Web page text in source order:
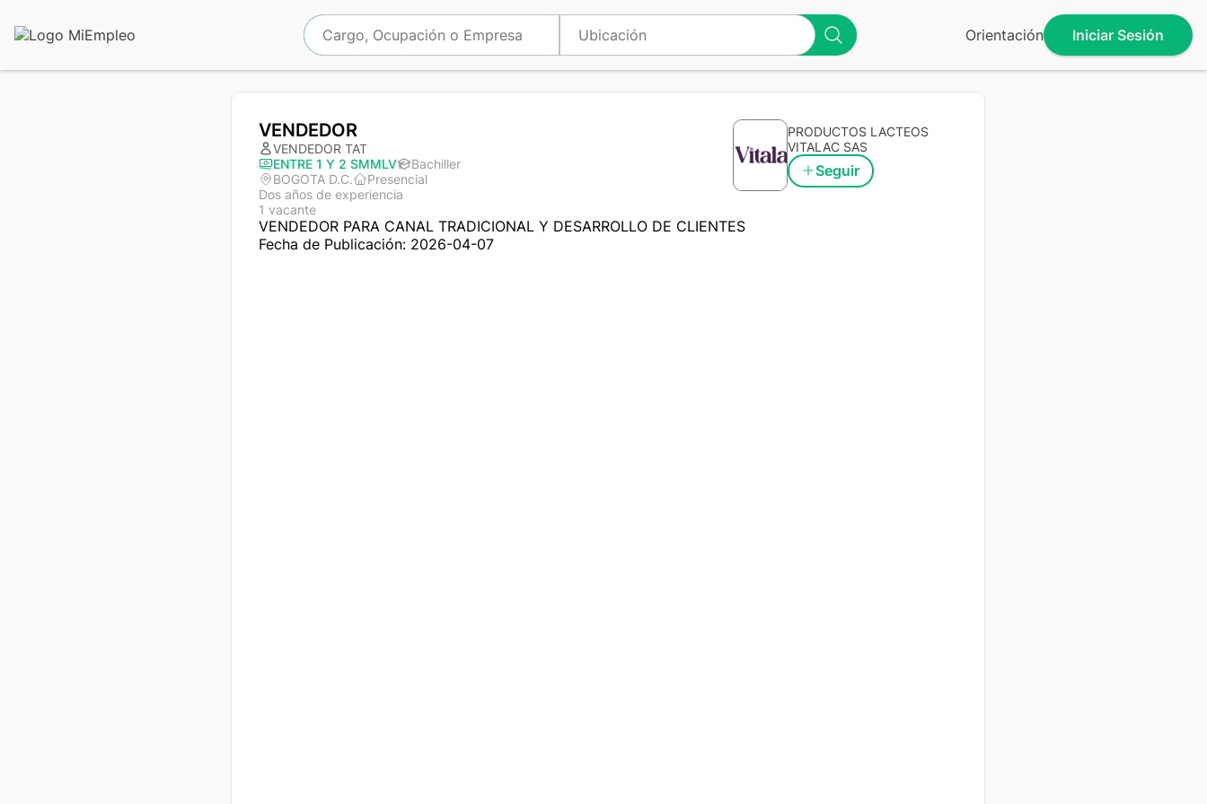
Orientación Iniciar Sesión
VENDEDOR
VENDEDOR TAT
ENTRE 1 Y 2 SMMLV
Bachiller
BOGOTA D.C.
Presencial
Dos años de experiencia
1 vacante
PRODUCTOS LACTEOS
VITALAC SAS
Seguir
VENDEDOR PARA CANAL TRADICIONAL Y DESARROLLO DE CLIENTES
Fecha de Publicación: 2026-04-07